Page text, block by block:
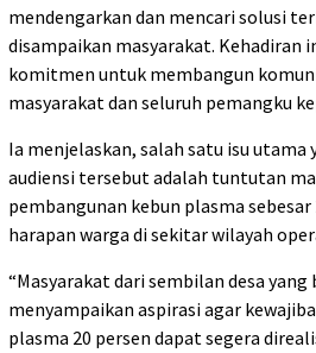
mendengarkan dan mencari solusi
disampaikan masyarakat. Kehadiran
komitmen untuk membangun
masyarakat dan seluruh pemangku
Ia menjelaskan, salah satu isu utama
audiensi tersebut adalah tuntutan
pembangunan kebun plasma
harapan warga di sekitar wilayah
“Masyarakat dari sembilan desa
menyampaikan aspirasi agar
plasma 20 persen dapat segera